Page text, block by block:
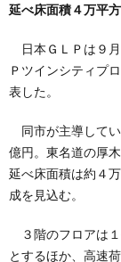
延べ床面積４万平
日本ＧＬＰは９月
Ｐツインシティプ
表した。
同市が主導して
億円。東名道の厚
延べ床面積は約４
成を見込む。
３階のフロアは
とするほか、高速